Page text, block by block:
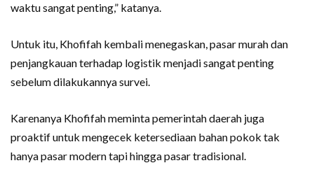
waktu sangat penting,” katanya.
Untuk itu, Khofifah kembali menegaskan, pasar murah dan
penjangkauan terhadap logistik menjadi sangat penting
sebelum dilakukannya survei.
Karenanya Khofifah meminta pemerintah daerah juga
proaktif untuk mengecek ketersediaan bahan pokok tak
hanya pasar modern tapi hingga pasar tradisional.